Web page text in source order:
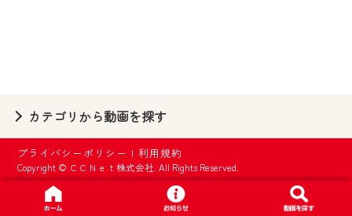
カテゴリから動画を探す
プライバシーポリシー |利用規約
Copyright © ＣＣＮｅｔ株式会社. All Rights Reserved.
要となります。
※MyIDとは、CCNet Web TVを含むCCNetの
各種サービスをご利用頂くためのIDです。
IDはお客様が使っているメールアドレス
で設定できます。